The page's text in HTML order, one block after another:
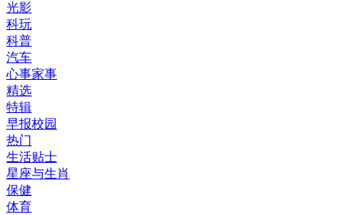
光影
科玩
科普
汽车
心事家事
精选
特辑
早报校园
热门
生活贴士
星座与生肖
保健
体育